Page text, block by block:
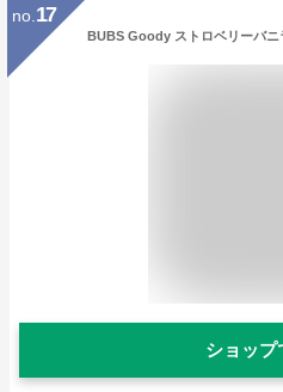
no. 17
ショップ